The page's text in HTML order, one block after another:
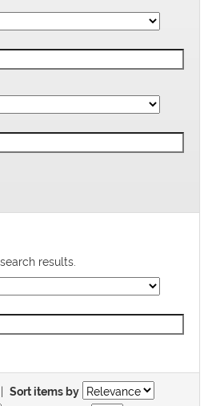
results.
| Sort items by